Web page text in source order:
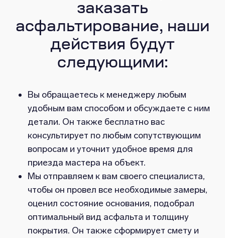
заказать
асфальтирование, наши
действия будут
следующими:
Вы обращаетесь к менеджеру любым
удобным вам способом и обсуждаете с ним
детали. Он также бесплатно вас
консультирует по любым сопутствующим
вопросам и уточнит удобное время для
приезда мастера на объект.
Мы отправляем к вам своего специалиста,
чтобы он провел все необходимые замеры,
оценил состояние основания, подобрал
оптимальный вид асфальта и толщину
покрытия. Он также сформирует смету и